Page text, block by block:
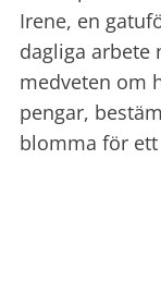
Irene, en
dagliga arbete
medveten om
pengar,
blomma för